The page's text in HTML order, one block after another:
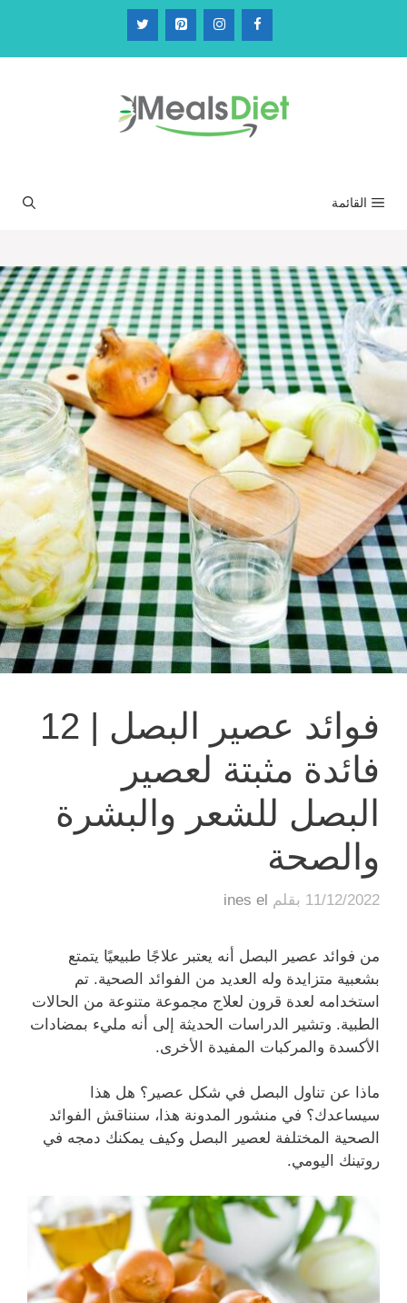
المحتوى
القائمة
فوائد عصير البصل | 12
فائدة مثبتة لعصير
البصل للشعر والبشرة
والصحة
11/12/2022 بقلم ines el
من فوائد عصير البصل أنه يعتبر علاجًا طبيعيًا يتمتع
بشعبية متزايدة وله العديد من الفوائد الصحية. تم
استخدامه لعدة قرون لعلاج مجموعة متنوعة من الحالات
الطبية. وتشير الدراسات الحديثة إلى أنه مليء بمضادات
الأكسدة والمركبات المفيدة الأخرى.
ماذا عن تناول البصل في شكل عصير؟ هل هذا
سيساعدك؟ في منشور المدونة هذا، سنناقش الفوائد
الصحية المختلفة لعصير البصل وكيف يمكنك دمجه في
روتينك اليومي.